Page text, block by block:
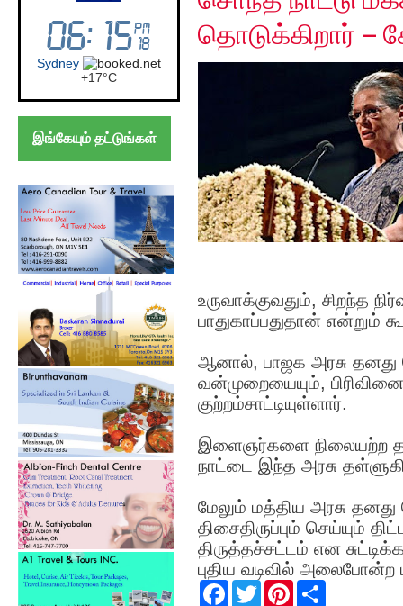
Sydney
+17°C
இங்கேயும் தட்டுங்கள்
தொடுக்கிறார் –
உருவாக்குவதும், சிறந்த
பாதுகாப்பதுதான் என்றும்
ஆனால், பாஜக அரசு
வன்முறையையும்,
குற்றம்சாட்டியுள்ளார்.
இளைஞர்களை நிலையற்ற
நாட்டை இந்த அரசு
மேலும் மத்திய அரசு
திசைதிருப்பும் செய்யும்
திருத்தச்சட்டம் என
புதிய வடிவில் அலைபோன்ற
F
T
w
P